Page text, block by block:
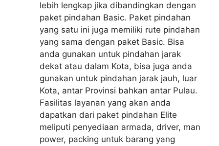
lebih lengkap jika dibandingkan dengan
paket pindahan Basic. Paket pindahan
yang satu ini juga memiliki rute pindahan
yang sama dengan paket Basic. Bisa
anda gunakan untuk pindahan jarak
dekat atau dalam Kota, bisa juga anda
gunakan untuk pindahan jarak jauh, luar
Kota, antar Provinsi bahkan antar Pulau.
Fasilitas layanan yang akan anda
dapatkan dari paket pindahan Elite
meliputi penyediaan armada, driver, man
power, packing untuk barang yang